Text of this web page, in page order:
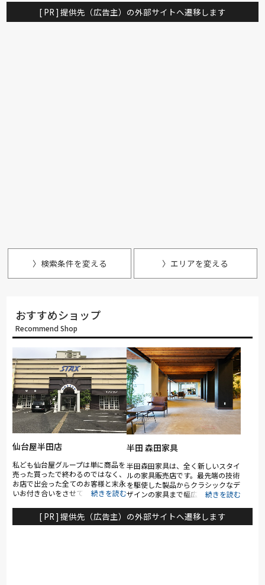
[ PR ] 提供先（広告主）の外部サイトへ遷移します
〉検索条件を変える 〉エリアを変える
おすすめショップ
Recommend Shop
仙台屋半田店
私ども仙台屋グループは単に商品を
売った買ったで終わるのではなく、
お店で出会った全てのお客様と末永
いお付き合いをさせていただける
護用品の販売からレンタルまで幅広
く事業展開しております。「ゆりか
半田 森田家具
半田森田家具は、全く新しいスタイ
ルの家具販売店です。最先端の技術
を駆使した製品からクラシックなデ
ザインの家具まで幅広く取り揃えて
ざまな家具を体験していただけま
す。お気に入りの家具が見つかりま
[ PR ] 提供先（広告主）の外部サイトへ遷移します